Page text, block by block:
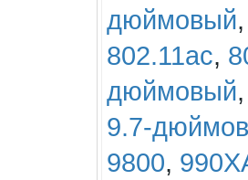
дюймовый
802.11ac,
дюймовый
9.7-
9800,